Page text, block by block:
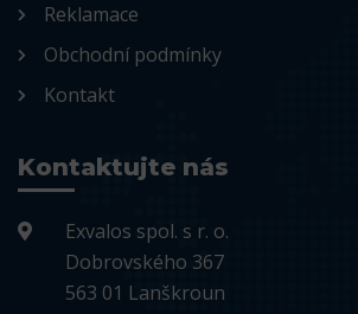
Reklamace
Obchodní podmínky
Kontakt
Kontaktujte nás
Exvalos spol. s r. o.
Dobrovského 367
563 01 Lanškroun